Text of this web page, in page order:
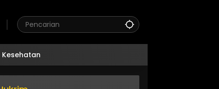
Kesehatan